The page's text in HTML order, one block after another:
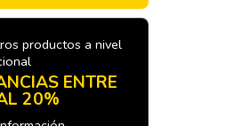
productos a nivel
ENTRE
20%